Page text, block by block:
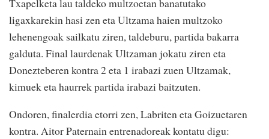
Txapelketa lau taldeko multzoetan banatutako
ligaxkarekin hasi zen eta Ultzama haien multzoko
lehenengoak sailkatu ziren, taldeburu, partida bakarra
galduta. Final laurdenak Ultzaman jokatu ziren eta
Donezteberen kontra 2 eta 1 irabazi zuen Ultzamak,
kimuek eta haurrek partida irabazi baitzuten.
Ondoren, finalerdia etorri zen, Labriten eta Goizuetaren
kontra. Aitor Paternain entrenadoreak kontatu digu: